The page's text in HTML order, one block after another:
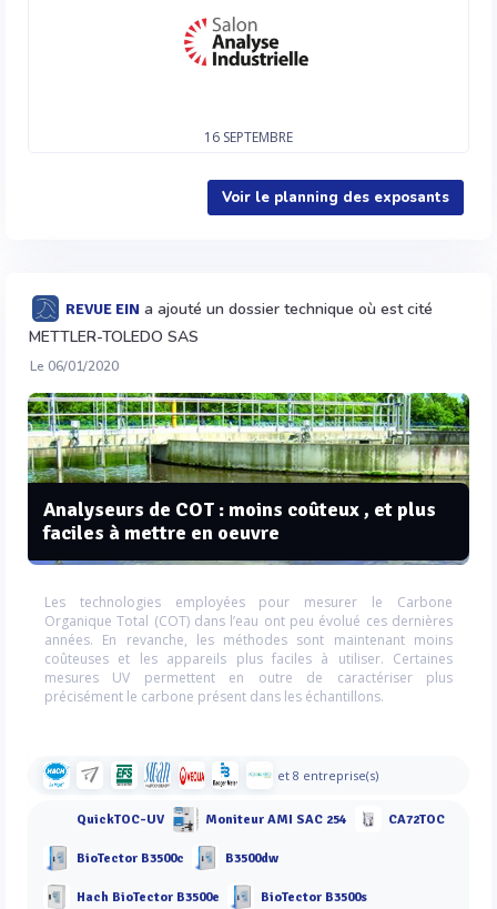
16 SEPTEMBRE
Voir le planning des exposants
REVUE EIN a ajouté un dossier technique où est cité
METTLER-TOLEDO SAS
Le 06/01/2020
Analyseurs de COT : moins coûteux , et plus
faciles à mettre en oeuvre
Les technologies employées pour mesurer le Carbone
Organique Total (COT) dans l’eau ont peu évolué ces dernières
années. En revanche, les méthodes sont maintenant moins
coûteuses et les appareils plus faciles à utiliser. Certaines
mesures UV permettent en outre de caractériser plus
précisément le carbone présent dans les échantillons.
et 8 entreprise(s)
QuickTOC-UV Moniteur AMI SAC 254 CA72TOC
BioTector B3500c B3500dw
Hach BioTector B3500e BioTector B3500s